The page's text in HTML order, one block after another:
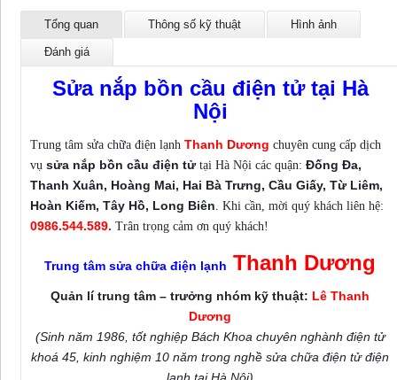
Tổng quan Thông số kỹ thuật Hình ảnh
Đánh giá
Sửa nắp bồn cầu điện tử tại Hà
Nội
Trung tâm sửa chữa điện lạnh Thanh Dương chuyên cung cấp dịch
vụ sửa nắp bồn cầu điện tửtại Hà Nội các quận: Đống Đa,
Thanh Xuân, Hoàng Mai, Hai Bà Trưng, Cầu Giấy, Từ Liêm,
Hoàn Kiếm, Tây Hồ, Long Biên . Khi cần, mời quý khách liên hệ:
0986.544.589. Trân trọng cảm ơn quý khách!
Trung tâm sửa chữa điện lạnh Thanh Dương
Quản lí trung tâm – trưởng nhóm kỹ thuật: Lê Thanh
Dương
(Sinh năm 1986, tốt nghiệp Bách Khoa chuyên nghành điện tử
khoá 45, kinh nghiệm 10 năm trong nghề sửa chữa điện tử điện
lạnh tại Hà Nội)